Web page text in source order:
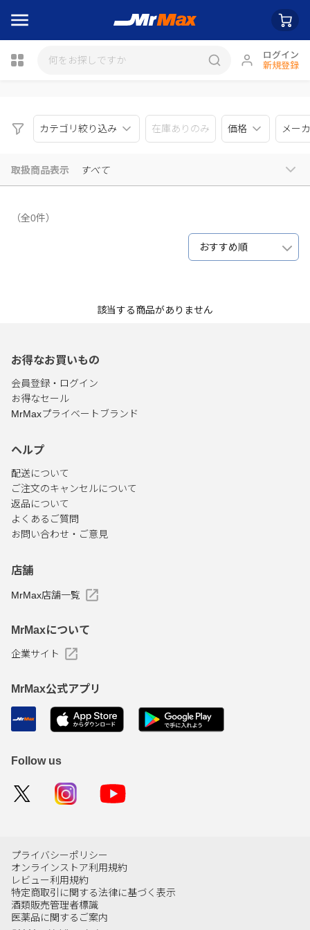
ログイン
新規登録
カテゴリ絞り込み 在庫ありのみ 価格 メー
取扱商品表示 すべて
（全0件）
おすすめ順
該当する商品がありません
お得なお買いもの
会員登録・ログイン
お得なセール
MrMaxプライベートブランド
ヘルプ
配送について
ご注文のキャンセルについて
返品について
よくあるご質問
お問い合わせ・ご意見
店舗
MrMax店舗一覧
MrMaxについて
企業サイト
MrMax公式アプリ
Follow us
プライバシーポリシー
オンラインストア利用規約
レビュー利用規約
特定商取引に関する法律に基づく表示
酒類販売管理者標識
医薬品に関するご案内